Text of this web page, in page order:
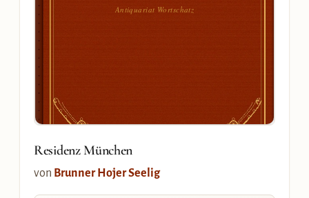
Antiquariat Wortschatz
Residenz München
von Brunner Hojer Seelig